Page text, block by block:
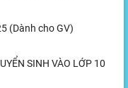
(Dành cho GV)
SINH VÀO LỚP 10